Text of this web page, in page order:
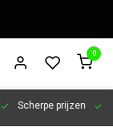
0
Scherpe prijzen